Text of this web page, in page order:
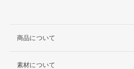
商品について
素材について